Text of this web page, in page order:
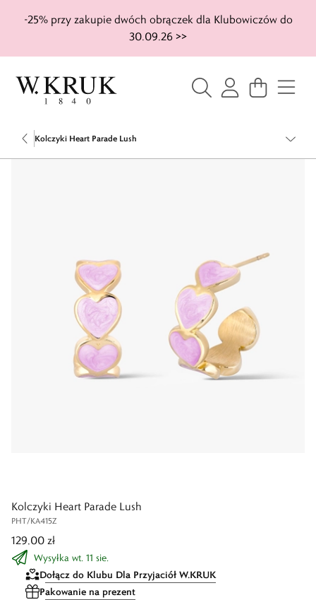
-25% przy zakupie dwóch obrączek dla Klubowiczów do
30.09.26 >>
Kolczyki Heart Parade Lush
Kolczyki Heart Parade Lush
PHT/KA415Z
129,00 zł
Wysyłka wt. 11 sie.
Dołącz do Klubu Dla Przyjaciół W.KRUK
Pakowanie na prezent